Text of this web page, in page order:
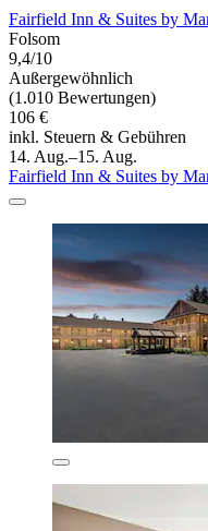
Fairfield Inn & Suites by
Folsom
9,4/10
Außergewöhnlich
(1.010 Bewertungen)
106 €
inkl. Steuern & Gebühren
14. Aug.–15. Aug.
Fairfield Inn & Suites by